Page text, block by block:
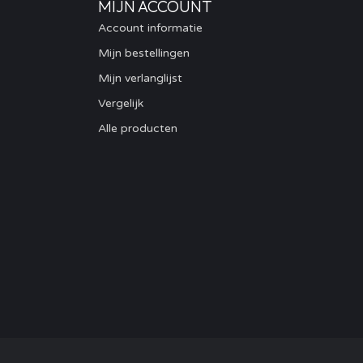
MIJN ACCOUNT
Account informatie
Mijn bestellingen
Mijn verlanglijst
Vergelijk
Alle producten